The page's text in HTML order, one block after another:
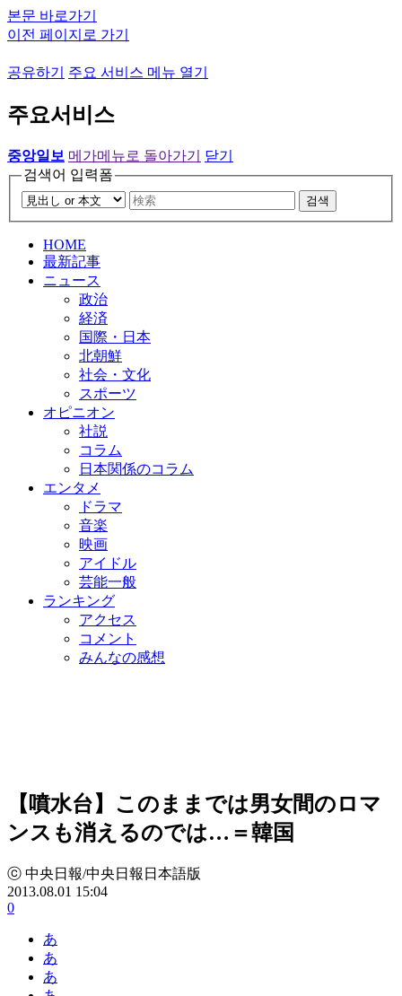
본문 바로가기
이전 페이지로 가기
공유하기 주요 서비스 메뉴 열기
주요서비스
중앙일보 메가메뉴로 돌아가기
닫기
검색어 입력폼
검색
HOME
最新記事
ニュース
政治
経済
国際・日本
北朝鮮
社会・文化
スポーツ
オピニオン
社説
コラム
日本関係のコラム
エンタメ
ドラマ
音楽
映画
アイドル
芸能一般
ランキング
アクセス
コメント
みんなの感想
【噴水台】このままでは男女間のロマ
ンスも消えるのでは…＝韓国
ⓒ 中央日報/中央日報日本語版
2013.08.01 15:04
0
あ
あ
あ